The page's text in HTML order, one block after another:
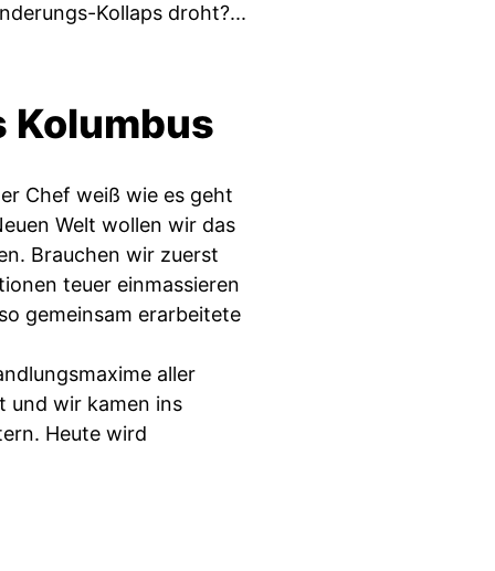
Kollaps droht?...
Kolumbus
Chef weiß wie es geht
Welt wollen wir das
Brauchen wir zuerst
teuer einmassieren
gemeinsam erarbeitete
aller
und wir kamen ins
Heute wird